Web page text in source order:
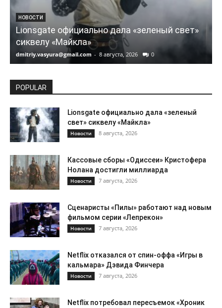
НОВОСТИ
Lionsgate официально дала «зеленый свет»
сиквелу «Майкла»
dmitriy.vasyura@gmail.com - 8 августа, 2026 0
POPULAR
Lionsgate официально дала «зеленый
свет» сиквелу «Майкла»
Новости 8 августа, 2026
Кассовые сборы «Одиссеи» Кристофера
Нолана достигли миллиарда
Новости 7 августа, 2026
Сценаристы «Пилы» работают над новым
фильмом серии «Лепрекон»
Новости 7 августа, 2026
Netflix отказался от спин-оффа «Игры в
кальмара» Дэвида Финчера
Новости 7 августа, 2026
Netflix потребовал пересъемок «Хроник